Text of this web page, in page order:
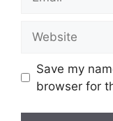
Save my
browser for